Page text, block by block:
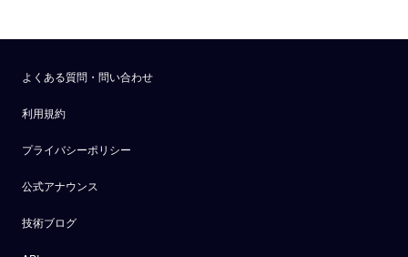
よくある質問・問い合わせ
利用規約
プライバシーポリシー
公式アナウンス
技術ブログ